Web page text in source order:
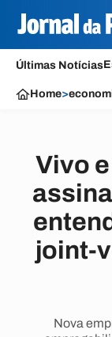
Últimas Notícias
Home>
Vivo
joint-
Nova